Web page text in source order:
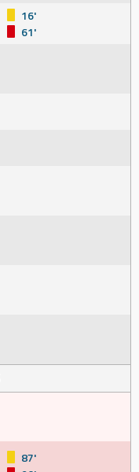
16'
61'
87'